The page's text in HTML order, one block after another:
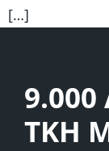
[…]
9.000
TKH